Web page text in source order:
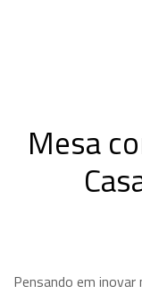
Mesa
Pensando em